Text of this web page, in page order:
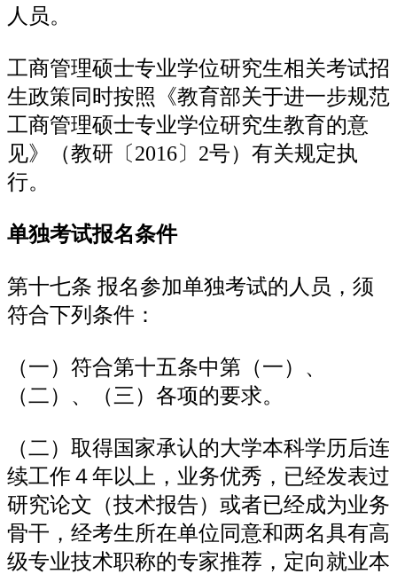
人员。
工商管理硕士专业学位研究生相关考试招
生政策同时按照《教育部关于进一步规范
工商管理硕士专业学位研究生教育的意
见》（教研〔2016〕2号）有关规定执
行。
单独考试报名条件
第十七条 报名参加单独考试的人员，须
符合下列条件：
（一）符合第十五条中第（一）、
（二）、（三）各项的要求。
（二）取得国家承认的大学本科学历后连
续工作４年以上，业务优秀，已经发表过
研究论文（技术报告）或者已经成为业务
骨干，经考生所在单位同意和两名具有高
级专业技术职称的专家推荐，定向就业本